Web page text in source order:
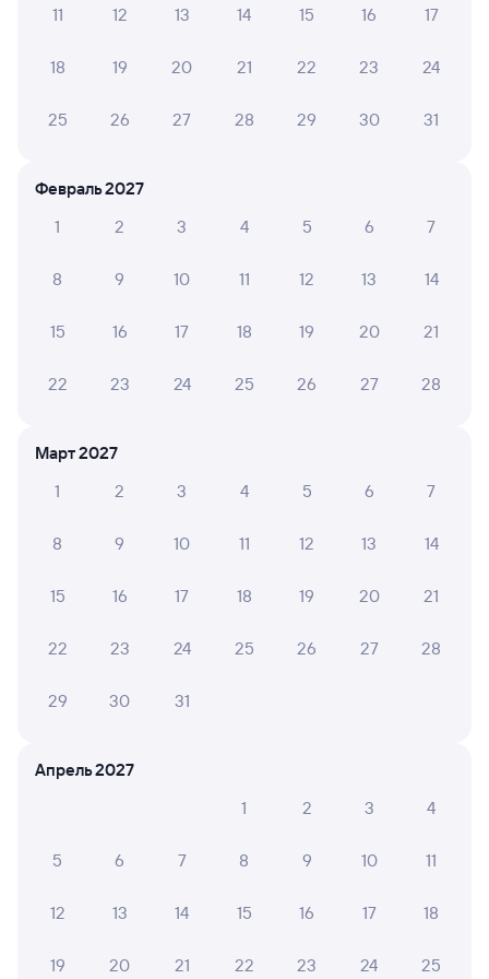
Купить жд билеты в Нию
11 12 13 14 15 16 17
18 19 20 21 22 23 24
25 26 27 28 29 30 31
Февраль 2027
1
2 3 4 5 6 7
8 9 10 11 12 13 14
15 16 17 18 19 20 21
22 23 24 25 26 27 28
Март 2027
1
2 3 4 5 6 7
8 9 10 11 12 13 14
15 16 17 18 19 20 21
22 23 24 25 26 27 28
29 30 31
Апрель 2027
1
2 3 4
5 6 7 8 9 10 11
12 13 14 15 16 17 18
19 20 21 22 23 24 25